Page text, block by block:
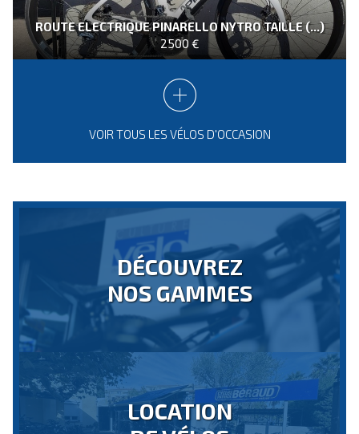
ROUTE ELECTRIQUE PINARELLO NYTRO TAILLE (...)
2500 €
VOIR TOUS LES VÉLOS D'OCCASION
DÉCOUVREZ
NOS GAMMES
LOCATION